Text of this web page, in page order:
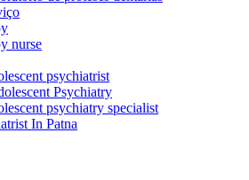
nurse
psychiatrist
Psychiatry
psychiatry specialist
In Patna